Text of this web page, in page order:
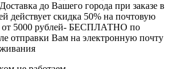
до Вашего города при заказе в
действует скидка 50% на почтовую
от 5000 рублей- БЕСПЛАТНО по
Вам на электронную почту